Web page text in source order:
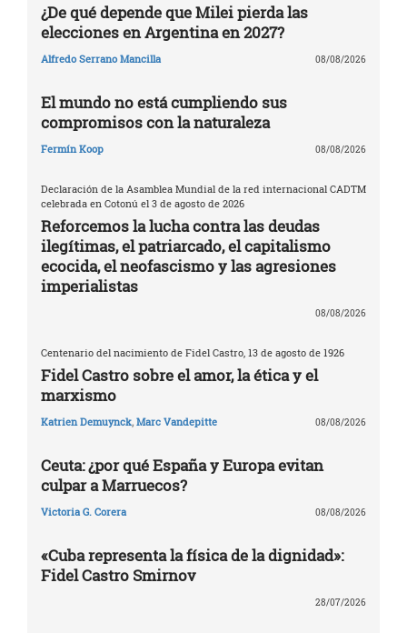
¿De qué depende que Milei pierda las
elecciones en Argentina en 2027?
Alfredo Serrano Mancilla 08/08/2026
El mundo no está cumpliendo sus
compromisos con la naturaleza
Fermín Koop 08/08/2026
Declaración de la Asamblea Mundial de la red internacional CADTM
celebrada en Cotonú el 3 de agosto de 2026
Reforcemos la lucha contra las deudas
ilegítimas, el patriarcado, el capitalismo
ecocida, el neofascismo y las agresiones
imperialistas
08/08/2026
Centenario del nacimiento de Fidel Castro, 13 de agosto de 1926
Fidel Castro sobre el amor, la ética y el
marxismo
Katrien Demuynck, Marc Vandepitte 08/08/2026
Ceuta: ¿por qué España y Europa evitan
culpar a Marruecos?
Victoria G. Corera 08/08/2026
«Cuba representa la física de la dignidad»:
Fidel Castro Smirnov
28/07/2026